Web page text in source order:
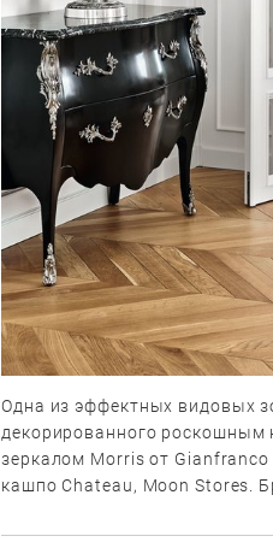
Одна из эффектных видовых
декорированного роскошным
зеркалом Morris от
кашпо Chateau, Moon Stores.